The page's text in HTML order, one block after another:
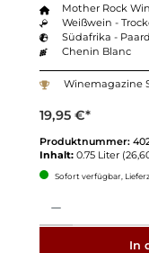
Mother Rock
Weißwein -
Südafrika -
Chenin Blanc
Winemagazine
19,95 €*
Produktnummer:
Inhalt: 0.75 Liter
Sofort verfügbar,
In